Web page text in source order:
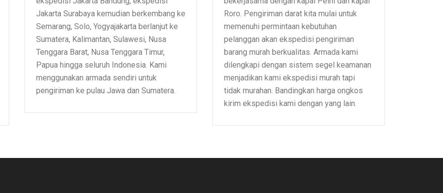
Jakarta Surabaya kemudian berkembang ke
Semarang, Solo, Yogyajakarta berlanjut ke
Sumatera, Kalimantan, Sulawesi, Nusa
Tenggara Barat, Nusa Tenggara Timur,
Papua hingga seluruh Indonesia. Kami
menggunakan armada sendiri untuk
pengiriman ke pulau Jawa dan Sumatera.
Roro. Pengiriman darat kita mulai untuk
memenuhi permintaan kebutuhan
pelanggan akan ekspedisi pengiriman
barang murah berkualitas. Armada kami
dilengkapi dengan sistem segel keamanan
menjadikan kami ekspedisi murah tapi
tidak murahan. Bandingkan harga ongkos
kirim ekspedisi kami dengan yang lain.